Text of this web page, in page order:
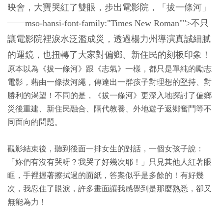
映會，大寶哭紅了雙眼，步出電影院，「拔一條河」
──mso-hansi-font-family:"Times New Roman"">不只
讓電影院裡淚水泛濫成災，透過楊力州導演真誠細膩
的運鏡，也扭轉了大家對偏鄉、新住民的刻板印象！
原本以為《拔一條河》跟《志氣》一樣，都只是單純的勵志
電影，藉由一條拔河繩，傳達出一群孩子對理想的堅持、對
勝利的渴望！不同的是，《拔一條河》更深入地探討了偏鄉
災後重建、新住民融合、隔代教養、外地遊子返鄉奮鬥等不
同面向的問題。
觀影結束後，聽到後面一排女生的對話，一個女孩子說：
「妳們有沒有哭呀？我哭了好幾次耶！」只見其他人紅著眼
眶，手裡握著擦拭過的面紙，答案似乎是多餘的！有好幾
次，我忍住了眼淚，許多畫面讓我感覺到是那麼熟悉，卻又
無能為力！